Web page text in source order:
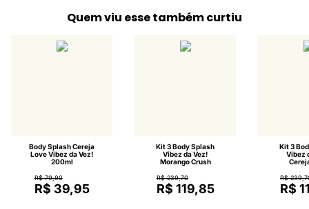
Quem viu esse também curtiu
Body Splash Cereja
Love Vibez da Vez!
200ml
R$ 79,90
R$ 39,95
Kit 3 Body Splash
Vibez da Vez!
Morango Crush
R$ 239,70
R$ 119,85
Kit 3
Vibez
R$
R$